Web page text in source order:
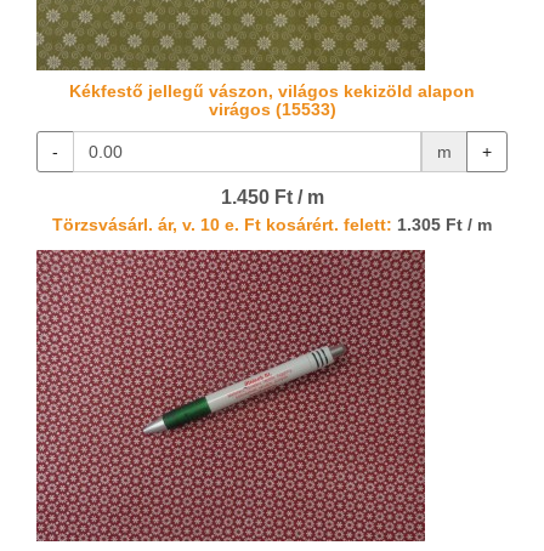
Kékfestő jellegű vászon, világos kekizöld alapon
virágos (15533)
- m +
1.450 Ft / m
Törzsvásárl. ár, v. 10 e. Ft kosárért. felett: 1.305 Ft / m